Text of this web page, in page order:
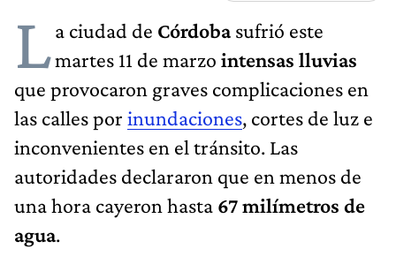
La ciudad de Córdobasufrió este
martes 11 de marzo intensas lluvias
que provocaron graves complicaciones en
las calles por inundaciones, cortes de luz e
inconvenientes en el tránsito. Las
autoridades declararon que en menos de
una hora cayeron hasta 67 milímetros de
agua.